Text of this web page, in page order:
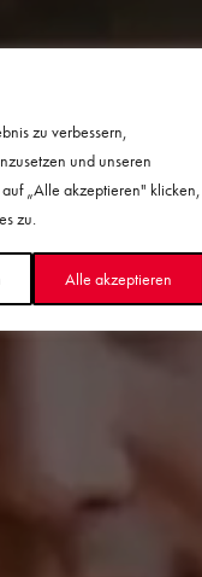
zu verbessern,
und unseren
„Alle akzeptieren" klicken,
zu.
Alle akzeptieren
Yama!